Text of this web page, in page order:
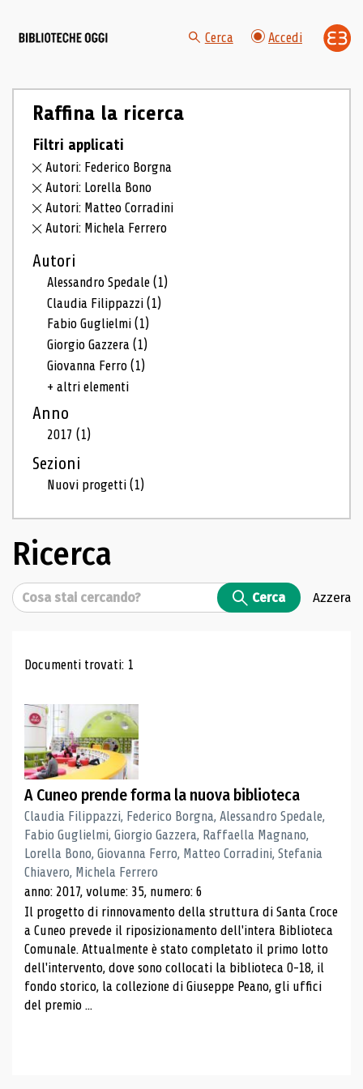
Cerca Accedi
Raffina la ricerca
Filtri applicati
Autori: Federico Borgna
Autori: Lorella Bono
Autori: Matteo Corradini
Autori: Michela Ferrero
Autori
Alessandro Spedale(1)
Claudia Filippazzi(1)
Fabio Guglielmi(1)
Giorgio Gazzera(1)
Giovanna Ferro(1)
+ altri elementi
Anno
2017(1)
Sezioni
Nuovi progetti(1)
Ricerca
Cerca Cerca Azzera
Risultati di ricerca
Documenti trovati: 1
A Cuneo prende forma la nuova biblioteca
Claudia Filippazzi, Federico Borgna, Alessandro Spedale,
Fabio Guglielmi, Giorgio Gazzera, Raffaella Magnano,
Lorella Bono, Giovanna Ferro, Matteo Corradini, Stefania
Chiavero, Michela Ferrero
anno: 2017, volume: 35, numero: 6
Il progetto di rinnovamento della struttura di Santa Croce
a Cuneo prevede il riposizionamento dell'intera Biblioteca
Comunale. Attualmente è stato completato il primo lotto
dell'intervento, dove sono collocati la biblioteca 0-18, il
fondo storico, la collezione di Giuseppe Peano, gli uffici
del premio ...